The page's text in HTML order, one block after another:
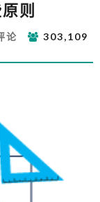
则
论
303,109